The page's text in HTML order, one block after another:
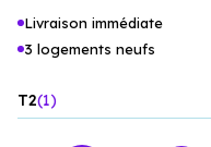
Livraison immédiate
3 logements neufs
T2 1